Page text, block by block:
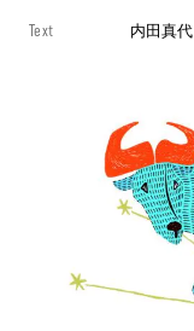
Text 内田真代